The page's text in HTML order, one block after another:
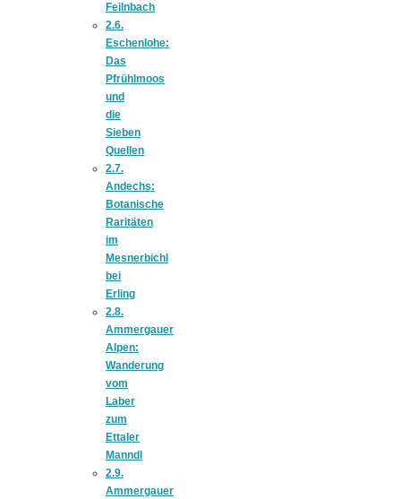
Feilnbach
2.6.
Eschenlohe:
Das
Pfrühlmoos
und
die
Sieben
Quellen
2.7.
Andechs:
Botanische
Raritäten
im
Mesnerbichl
bei
Erling
2.8.
Ammergauer
Alpen:
Wanderung
vom
Laber
zum
Ettaler
Manndl
2.9.
Ammergauer